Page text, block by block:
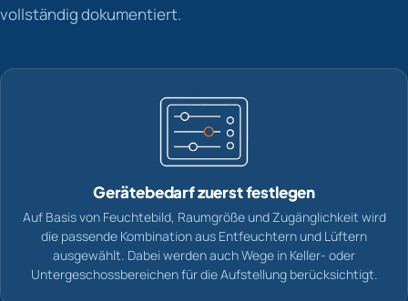
vollständig dokumentiert.
Gerätebedarf zuerst festlegen
Auf Basis von Feuchtebild, Raumgröße und Zugänglichkeit wird
die passende Kombination aus Entfeuchtern und Lüftern
ausgewählt. Dabei werden auch Wege in Keller- oder
Untergeschossbereichen für die Aufstellung berücksichtigt.